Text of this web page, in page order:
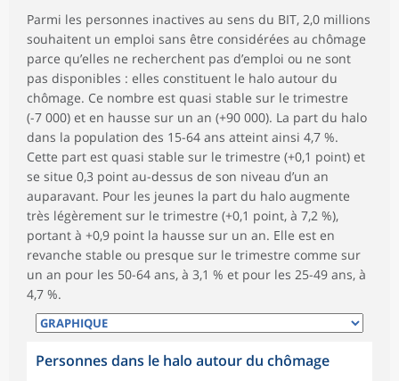
Parmi les personnes inactives au sens du BIT, 2,0 millions
souhaitent un emploi sans être considérées au chômage
parce qu’elles ne recherchent pas d’emploi ou ne sont
pas disponibles : elles constituent le halo autour du
chômage. Ce nombre est quasi stable sur le trimestre
(-7 000) et en hausse sur un an (+90 000). La part du halo
dans la population des 15-64 ans atteint ainsi 4,7 %.
Cette part est quasi stable sur le trimestre (+0,1 point) et
se situe 0,3 point au-dessus de son niveau d’un an
auparavant. Pour les jeunes la part du halo augmente
très légèrement sur le trimestre (+0,1 point, à 7,2 %),
portant à +0,9 point la hausse sur un an. Elle est en
revanche stable ou presque sur le trimestre comme sur
un an pour les 50-64 ans, à 3,1 % et pour les 25-49 ans, à
4,7 %.
Personnes dans le halo autour du chômage